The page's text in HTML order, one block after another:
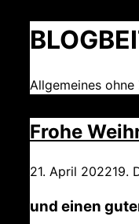
Allgemeines ohne
Frohe
21. April 202219.
und einen